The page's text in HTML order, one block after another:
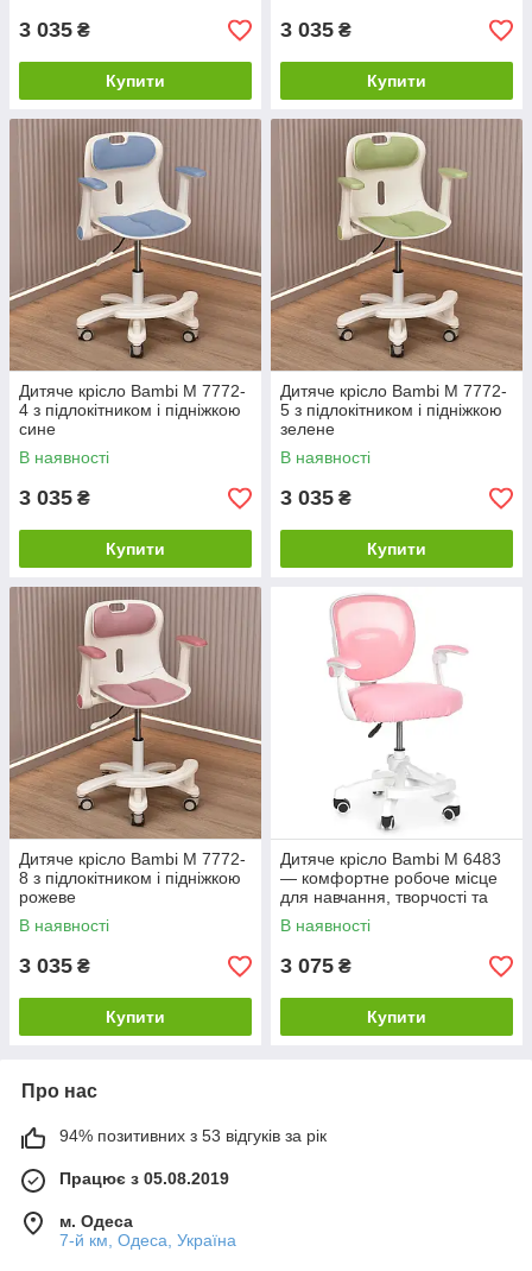
3 035 ₴
Купити
3 035 ₴
Купити
Дитяче крісло Bambi M 7772-
4 з підлокітником і підніжкою
сине
В наявності
3 035 ₴
Купити
Дитяче крісло Bambi M 7772-
5 з підлокітником і підніжкою
зелене
В наявності
3 035 ₴
Купити
Дитяче крісло Bambi M 7772-
8 з підлокітником і підніжкою
рожеве
В наявності
3 035 ₴
Купити
Дитяче крісло Bambi M 6483
— комфортне робоче місце
для навчання, творчості та
відпочинку
В наявності
3 075 ₴
Купити
Про нас
94% позитивних з 53 відгуків за рік
Працює з 05.08.2019
м. Одеса
7-й км, Одеса, Україна